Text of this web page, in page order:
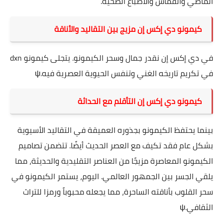
كيمونو دي إكس إن مزيج بين التقاليد والأناقة
في دي إكس إن نقدر جمال وسحر الكيمونو. يتجلى كيمونو dxn
في تكريم تاريخه الغني وتنفس الحيوية العصرية فيه.ψ
كيمونو دي إكس إن التأقلم مع الحداثة
بينما يحتفظ الكيمونو بجذوره العميقة في التقاليد الأسيوية
بشكل عام فقد تكيف مع العصر الحديث أيضًا. تتضمن تصاميم
الكيمونو المعاصرة مزيجًا من العناصر التقليدية والحديثة، مما
يلقي الجسر بين الجمهور العالمي. اليوم، يستمر الكيمونو في
سحر القلوب بأناقته الساحرة، مما يجعله محبوباً ورمزا للتراث
الثقافي.ψ